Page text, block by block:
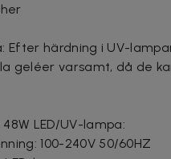
Efter härdning i UV-
geléer varsamt, då de
LED/UV-lampa:
100-240V 50/60HZ